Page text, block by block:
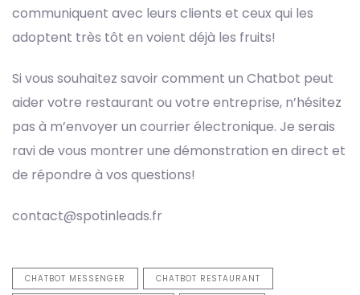
communiquent avec leurs clients et ceux qui les
adoptent très tôt en voient déjà les fruits!
Si vous souhaitez savoir comment un Chatbot peut
aider votre restaurant ou votre entreprise, n’hésitez
pas à m’envoyer un courrier électronique. Je serais
ravi de vous montrer une démonstration en direct et
de répondre à vos questions!
contact@spotinleads.fr
CHATBOT MESSENGER CHATBOT RESTAURANT